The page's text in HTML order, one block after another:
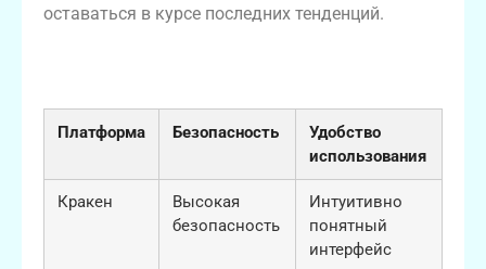
оставаться в курсе последних тенденций.
Платформа Безопасность
Удобство
использования
Кракен
Высокая
безопасность
Интуитивно
понятный
интерфейс